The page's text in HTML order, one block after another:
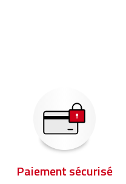
Paiement sécurisé